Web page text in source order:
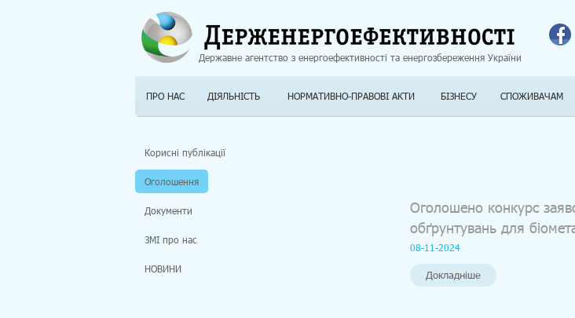
Державне агентство з енергоефективності та енергозбереження України
ПРО НАС ДІЯЛЬНІСТЬ НОРМАТИВНО-ПРАВОВІ АКТИ БІЗНЕСУ СПОЖИВАЧАМ
Корисні публікації
Оголошення
Документи
ЗМІ про нас
НОВИНИ
Оголошено конкурс
обґрунтувань для
08-11-2024
Докладніше